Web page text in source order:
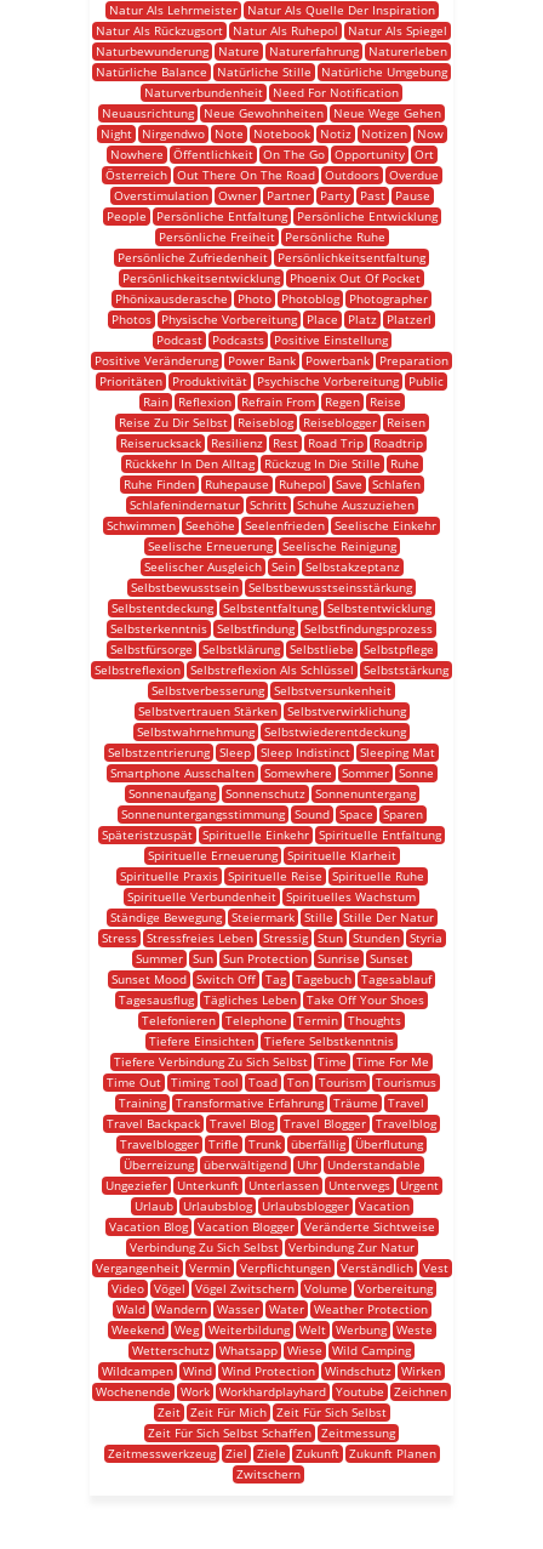
Natur Als Lehrmeister
Natur Als Quelle Der Inspiration
Natur Als Rückzugsort
Natur Als Ruhepol
Natur Als Spiegel
Naturbewunderung
Nature Naturerfahrung
Naturerleben
Natürliche Balance
Natürliche Stille
Natürliche Umgebung
Naturverbundenheit
Need For Notification
Neuausrichtung
Neue Gewohnheiten
Neue Wege Gehen
Night
Nirgendwo Note Notebook Notiz Notizen
Now
Nowhere
Öffentlichkeit On The Go Opportunity
Ort
Österreich
Out There On The Road Outdoors
Overdue
Overstimulation
Owner Partner Party Past
Pause
People
Persönliche Entfaltung
Persönliche Entwicklung
Persönliche Freiheit
Persönliche Ruhe
Persönliche Zufriedenheit
Persönlichkeitsentfaltung
Persönlichkeitsentwicklung
Phoenix Out Of Pocket
Phönixausderasche
Photo Photoblog
Photographer
Photos
Physische Vorbereitung Place Platz
Platzerl
Podcast
Podcasts
Positive Einstellung
Positive Veränderung
Power Bank Powerbank
Preparation
Prioritäten
Produktivität Psychische Vorbereitung
Public
Rain
Reflexion Refrain From Regen
Reise
Reise Zu Dir Selbst
Reiseblog Reiseblogger
Reisen
Reiserucksack
Resilienz Rest Road Trip
Roadtrip
Rückkehr In Den Alltag
Rückzug In Die Stille
Ruhe
Ruhe Finden
Ruhepause Ruhepol Save
Schlafen
Schlafenindernatur
Schritt
Schuhe Auszuziehen
Schwimmen Seehöhe Seelenfrieden Seelische Einkehr
Seelische Erneuerung
Seelische Reinigung
Seelischer Ausgleich
Sein
Selbstakzeptanz
Selbstbewusstsein Selbstbewusstseinsstärkung
Selbstentdeckung Selbstentfaltung Selbstentwicklung
Selbsterkenntnis Selbstfindung Selbstfindungsprozess
Selbstfürsorge
Selbstklärung Selbstliebe
Selbstpflege
Selbstreflexion Selbstreflexion Als Schlüssel
Selbststärkung
Selbstverbesserung Selbstversunkenheit
Selbstvertrauen Stärken
Selbstverwirklichung
Selbstwahrnehmung Selbstwiederentdeckung
Selbstzentrierung Sleep Sleep Indistinct Sleeping Mat
Smartphone Ausschalten
Somewhere Sommer
Sonne
Sonnenaufgang
Sonnenschutz
Sonnenuntergang
Sonnenuntergangsstimmung
Sound Space
Sparen
Späteristzuspät Spirituelle Einkehr Spirituelle Entfaltung
Spirituelle Erneuerung
Spirituelle Klarheit
Spirituelle Praxis
Spirituelle Reise
Spirituelle Ruhe
Spirituelle Verbundenheit Spirituelles Wachstum
Ständige Bewegung
Steiermark Stille
Stille Der Natur
Stress
Stressfreies Leben Stressig Stun Stunden
Styria
Summer
Sun Sun Protection Sunrise
Sunset
Sunset Mood Switch Off Tag Tagebuch Tagesablauf
Tagesausflug Tägliches Leben Take Off Your Shoes
Telefonieren Telephone Termin Thoughts
Tiefere Einsichten Tiefere Selbstkenntnis
Tiefere Verbindung Zu Sich Selbst Time
Time For Me
Time Out Timing Tool Toad Ton Tourism Tourismus
Training Transformative Erfahrung Träume
Travel
Travel Backpack Travel Blog Travel Blogger Travelblog
Travelblogger Trifle Trunk überfällig
Überflutung
Überreizung
überwältigend Uhr
Understandable
Ungeziefer
Unterkunft Unterlassen Unterwegs
Urgent
Urlaub
Urlaubsblog Urlaubsblogger
Vacation
Vacation Blog
Vacation Blogger
Veränderte Sichtweise
Verbindung Zu Sich Selbst
Verbindung Zur Natur
Vergangenheit
Vermin Verpflichtungen Verständlich
Vest
Video
Vögel Vögel Zwitschern Volume
Vorbereitung
Wald
Wandern Wasser Water
Weather Protection
Weekend
Weg Weiterbildung Welt Werbung
Weste
Wetterschutz Whatsapp Wiese
Wild Camping
Wildcampen Wind Wind Protection Windschutz Wirken
Wochenende
Work Workhardplayhard Youtube
Zeichnen
Zeit
Zeit Für Mich
Zeit Für Sich Selbst
Zeit Für Sich Selbst Schaffen Zeitmessung
Zeitmesswerkzeug
Ziel Ziele Zukunft
Zukunft Planen
Zwitschern